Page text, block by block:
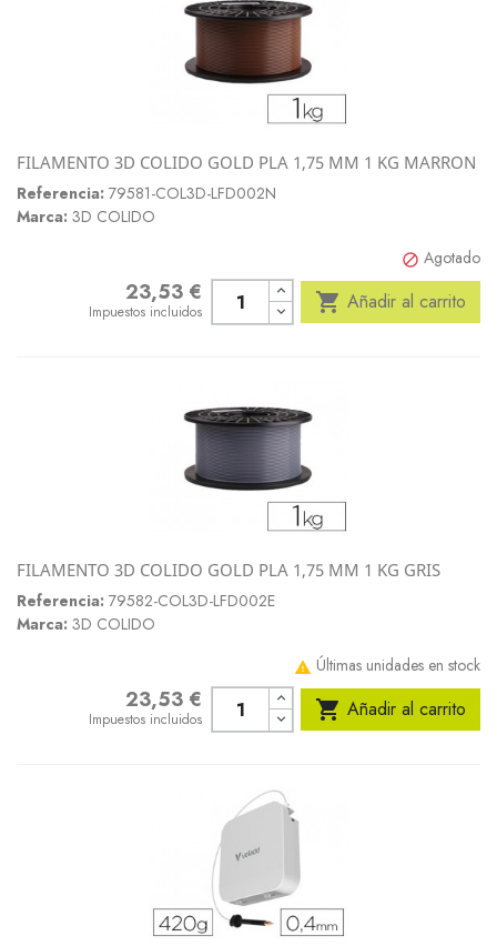
FILAMENTO 3D COLIDO GOLD PLA 1,75 MM 1 KG MARRON
Referencia: 79581-COL3D-LFD002N
Marca: 3D COLIDO
 Agotado
Precio23,53 €
Impuestos incluidos  Añadir al carrito
FILAMENTO 3D COLIDO GOLD PLA 1,75 MM 1 KG GRIS
Referencia: 79582-COL3D-LFD002E
Marca: 3D COLIDO
 Últimas unidades en stock
Precio23,53 €
Impuestos incluidos  Añadir al carrito